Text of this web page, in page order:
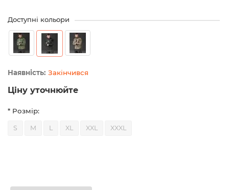
Доступні кольори
Закінчився
Ціну уточнюйте
* Розмір:
S M L XL XXL XXXL